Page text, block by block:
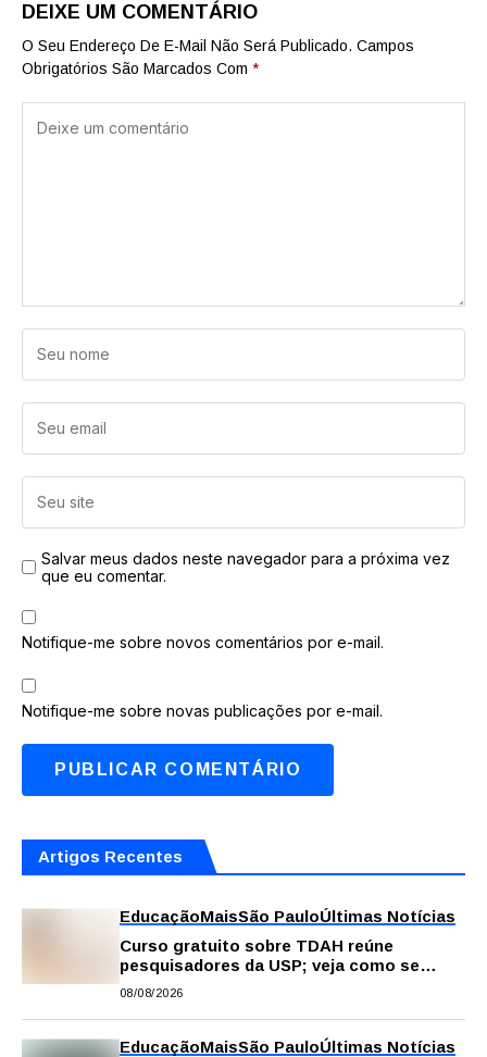
DEIXE UM COMENTÁRIO
O Seu Endereço De E-Mail Não Será Publicado. Campos
Obrigatórios São Marcados Com *
Salvar meus dados neste navegador para a próxima vez
que eu comentar.
Notifique-me sobre novos comentários por e-mail.
Notifique-me sobre novas publicações por e-mail.
Artigos Recentes
EducaçãoMaisSão PauloÚltimas Notícias
Curso gratuito sobre TDAH reúne
pesquisadores da USP; veja como se
inscrever
08/08/2026
EducaçãoMaisSão PauloÚltimas Notícias